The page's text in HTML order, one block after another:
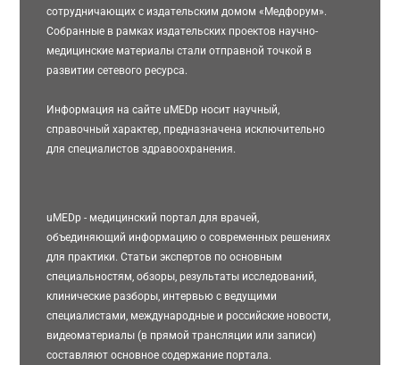
сотрудничающих с издательским домом «Медфорум».
Собранные в рамках издательских проектов научно-
медицинские материалы стали отправной точкой в
развитии сетевого ресурса.
Информация на сайте uMEDp носит научный,
справочный характер, предназначена исключительно
для специалистов здравоохранения.
uMEDp - медицинский портал для врачей,
объединяющий информацию о современных решениях
для практики. Статьи экспертов по основным
специальностям, обзоры, результаты исследований,
клинические разборы, интервью с ведущими
специалистами, международные и российские новости,
видеоматериалы (в прямой трансляции или записи)
составляют основное содержание портала.